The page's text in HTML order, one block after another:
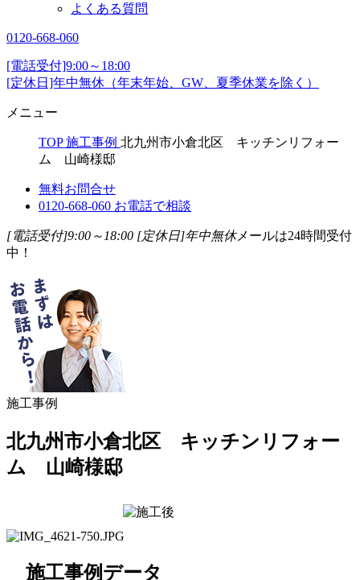
よくある質問
0120-668-060
[電話受付]9:00～18:00
[定休日]年中無休（年末年始、GW、夏季休業を除く）
メニュー
TOP 施工事例 北九州市小倉北区 キッチンリフォー
ム 山崎様邸
無料お問合せ
0120-668-060 お電話で相談
[電話受付]9:00～18:00 [定休日]年中無休メールは24時間受付
中！
施工事例
北九州市小倉北区 キッチンリフォー
ム 山崎様邸
施工事例データ